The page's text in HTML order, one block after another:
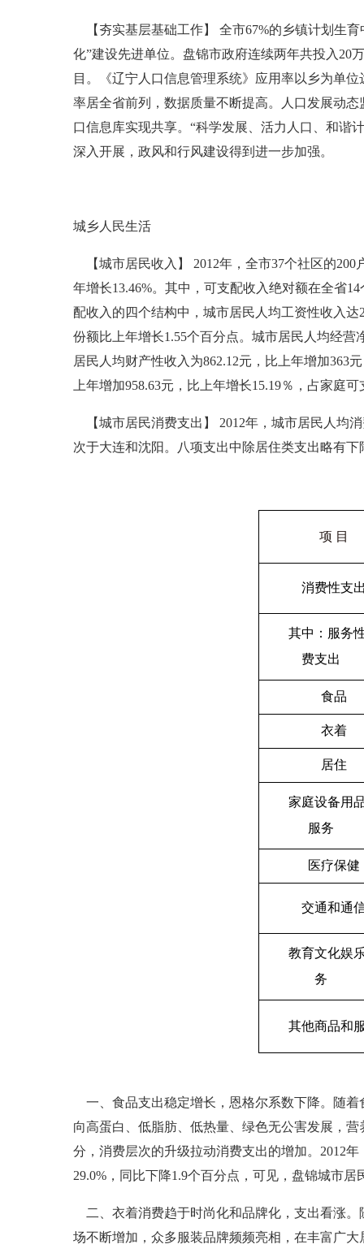
【夯实基层基础工作】 全市67%的乡镇计划生
化”建设先进单位。盘锦市政府连续两年共投入20
目。《辽宁人口信息管理系统》应用率以乡为单
率居全省前列，数据质量不断提高。人口发展动
口信息库实现共享。“科学发展、活力人口、和谐
深入开展，政风和行风建设得到进一步加强。
城乡人民生活
【城市居民收入】 2012年，全市37个社区的200
年增长13.46%。其中，可支配收入绝对额在全省
配收入的四个结构中，城市居民人均工资性收入达
份额比上年增长1.55个百分点。城市居民人均经营
居民人均财产性收入为862.12元，比上年增加363
上年增加958.63元，比上年增长15.19％，占家庭
【城市居民消费支出】 2012年，城市居民人均
次于大连和沈阳。八项支出中除居住类支出略有
项 目
消费性支
其中：服务
费支出
食品
衣着
居住
家庭设备用
服务
医疗保健
交通和通
教育文化娱
务
其他商品和
一、食品支出稳定增长，恩格尔系数下降。随着
向高蛋白、低脂肪、低热量、绿色无公害发展，
分，消费层次的升级拉动消费支出的增加。2012
29.0%，同比下降1.9个百分点，可见，盘锦城市
二、衣着消费趋于时尚化和品牌化，支出看涨。
场不断增加，众多服装品牌频频亮相，在丰富广